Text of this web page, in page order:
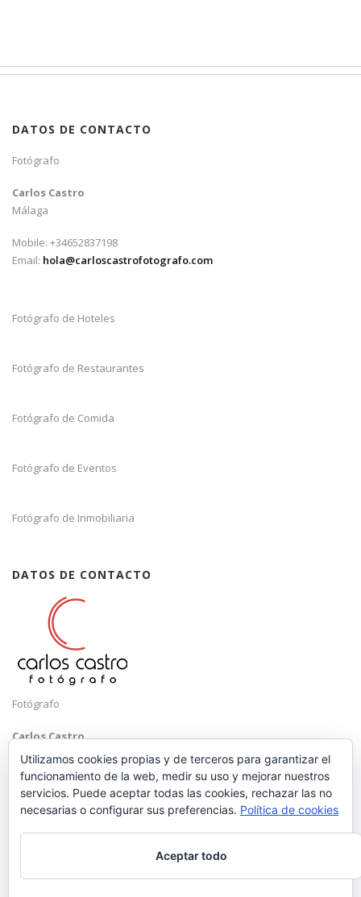
DATOS DE CONTACTO
Fotógrafo
Carlos Castro
Málaga
Mobile: +34652837198
Email: hola@carloscastrofotografo.com
Fotógrafo de Hoteles
Fotógrafo de Restaurantes
Fotógrafo de Comida
Fotógrafo de Eventos
Fotógrafo de Inmobiliaria
DATOS DE CONTACTO
Fotógrafo
Carlos Castro
Málaga
Mobile: +34 652 83 71 98
hola@carloscastrofotografo.com
Utilizamos cookies propias y de terceros para garantizar el
funcionamiento de la web, medir su uso y mejorar nuestros
servicios. Puede aceptar todas las cookies, rechazar las no
necesarias o configurar sus preferencias. Política de cookies
Aceptar todo